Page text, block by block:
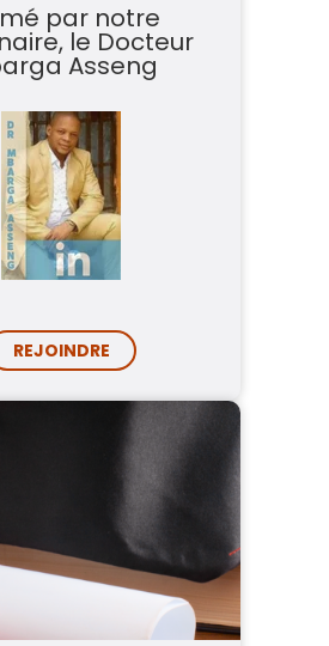
par notre
le Docteur
Asseng
REJOINDRE